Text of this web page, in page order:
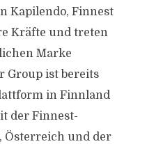
Kapilendo, Finnest
Kräfte und treten
Marke
Group ist bereits
in Finnland
der Finnest-
Österreich und der